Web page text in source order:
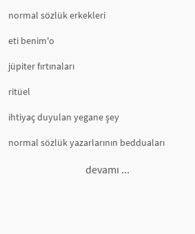
normal sözlük erkekleri
eti benim'o
jüpiter fırtınaları
ritüel
ihtiyaç duyulan yegane şey
normal sözlük yazarlarının bedduaları
devamı ...